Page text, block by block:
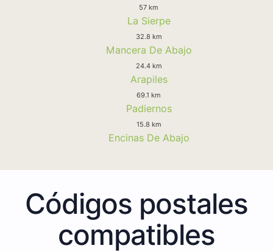
57 km
La Sierpe
32.8 km
Mancera De Abajo
24.4 km
Arapiles
69.1 km
Padiernos
15.8 km
Encinas De Abajo
Códigos postales
compatibles